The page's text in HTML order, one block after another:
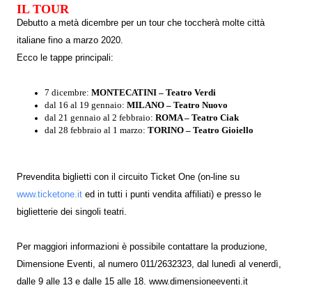
IL TOUR
Debutto a metà dicembre per un tour che toccherà molte città
italiane fino a marzo 2020.
Ecco le tappe principali:
7 dicembre: MONTECATINI – Teatro Verdi
dal 16 al 19 gennaio: MILANO – Teatro Nuovo
dal 21 gennaio al 2 febbraio: ROMA – Teatro Ciak
dal 28 febbraio al 1 marzo: TORINO – Teatro Gioiello
Prevendita biglietti con il circuito Ticket One (on-line su
www.ticketone.it ed in tutti i punti vendita affiliati) e presso le
biglietterie dei singoli teatri.
Per maggiori informazioni è possibile contattare la produzione,
Dimensione Eventi, al numero 011/2632323, dal lunedì al venerdì,
dalle 9 alle 13 e dalle 15 alle 18. www.dimensioneeventi.it